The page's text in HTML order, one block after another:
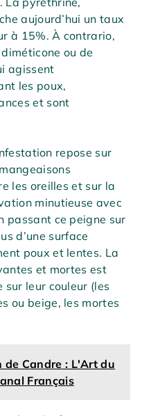
aujourd’hui un taux
à 15%. À contrario,
ou de
agissent
les poux,
et sont
repose sur
les oreilles et sur la
minutieuse avec
passant ce peigne sur
d’une surface
poux et lentes. La
et mortes est
leur couleur (les
ou beige, les mortes
de Candre : L'Art du
Français